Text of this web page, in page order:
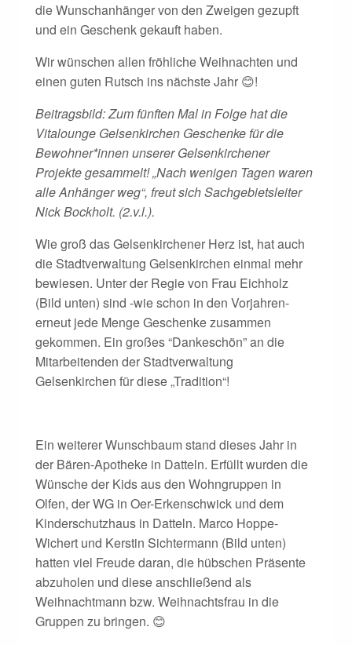
die Wunschanhänger von den Zweigen gezupft
und ein Geschenk gekauft haben.
Wir wünschen allen fröhliche Weihnachten und
einen guten Rutsch ins nächste Jahr 😊!
Beitragsbild: Zum fünften Mal in Folge hat die
Vitalounge Gelsenkirchen Geschenke für die
Bewohner*innen unserer Gelsenkirchener
Projekte gesammelt! „Nach wenigen Tagen waren
alle Anhänger weg“, freut sich Sachgebietsleiter
Nick Bockholt. (2.v.l.).
Wie groß das Gelsenkirchener Herz ist, hat auch
die Stadtverwaltung Gelsenkirchen einmal mehr
bewiesen. Unter der Regie von Frau Eichholz
(Bild unten) sind -wie schon in den Vorjahren-
erneut jede Menge Geschenke zusammen
gekommen. Ein großes “Dankeschön” an die
Mitarbeitenden der Stadtverwaltung
Gelsenkirchen für diese „Tradition“!
Ein weiterer Wunschbaum stand dieses Jahr in
der Bären-Apotheke in Datteln. Erfüllt wurden die
Wünsche der Kids aus den Wohngruppen in
Olfen, der WG in Oer-Erkenschwick und dem
Kinderschutzhaus in Datteln. Marco Hoppe-
Wichert und Kerstin Sichtermann (Bild unten)
hatten viel Freude daran, die hübschen Präsente
abzuholen und diese anschließend als
Weihnachtmann bzw. Weihnachtsfrau in die
Gruppen zu bringen. 😊